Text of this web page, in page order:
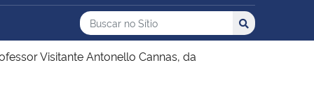
e dos Direitos
Busca
Buscar no no Sítio
Busca: Buscar
Visitante Antonello Cannas, da